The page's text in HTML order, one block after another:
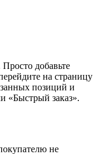
добавьте
на страницу
позиций и
«Быстрый заказ».
не